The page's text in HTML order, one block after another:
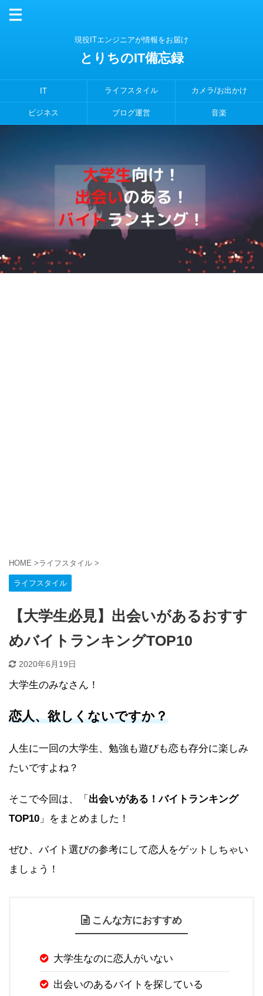
現役ITエンジニアが情報をお届け
とりちのIT備忘録
IT ライフスタイル カメラ/お出かけ
ビジネス ブログ運営 音楽
HOME >ライフスタイル >
ライフスタイル
【大学生必見】出会いがあるおすす
めバイトランキングTOP10
2020年6月19日
大学生のみなさん！
恋人、欲しくないですか？
人生に一回の大学生、勉強も遊びも恋も存分に楽しみ
たいですよね？
そこで今回は、「 出会いがある！バイトランキング
TOP10 」をまとめました！
ぜひ、バイト選びの参考にして恋人をゲットしちゃい
ましょう！
こんな方におすすめ
大学生なのに恋人がいない
出会いのあるバイトを探している